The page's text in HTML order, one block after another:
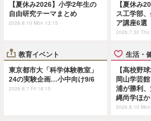
【夏休み2026】小学2年生の
自由研究テーマまとめ
2026.8.10 Mon 13:15
【夏休み
ス工学部
ア講座6選
2026.7.30 Thu
教育イベント
東京都市大「科学体験教室」
24の実験企画…小中向け9/6
2026.8.7 Fri 18:15
生活・
【高校野
岡山学芸
浦が勝利
縄尚学ほか
2026.8.10